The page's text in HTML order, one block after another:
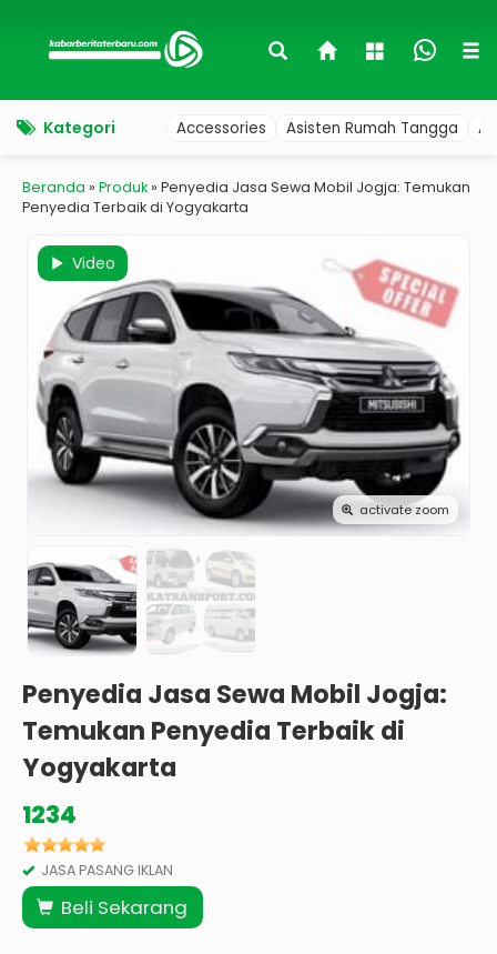
Kategori Accessories Asisten Rumah Tangga
Beranda » Produk» Penyedia Jasa Sewa Mobil Jogja: Temukan
Penyedia Terbaik di Yogyakarta
activate zoom
Video
Penyedia Jasa Sewa Mobil Jogja:
Temukan Penyedia Terbaik di
Yogyakarta
1234
JASA PASANG IKLAN
Beli Sekarang